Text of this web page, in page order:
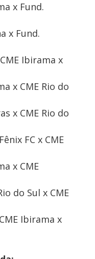
x Fund.
x Fund.
Ibirama x
x CME Rio do
x CME Rio do
FC x CME
x CME
do Sul x CME
Ibirama x